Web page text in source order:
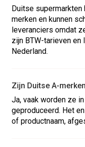
Duitse supermarkten
merken en kunnen
leveranciers omdat
zijn BTW-tarieven en
Nederland.
Zijn Duitse A-
Ja, vaak worden ze
geproduceerd. Het
of productnaam,